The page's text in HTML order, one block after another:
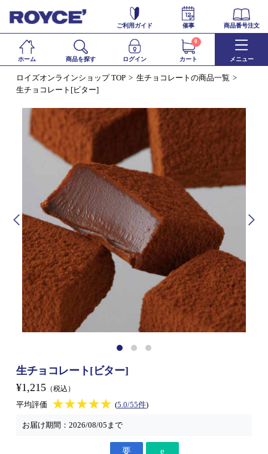
ご利用ガイド 催事 商品番号注文
ホーム 商品を探す ログイン カート
0
メニュー
ロイズオンラインショップ TOP
生チョコレートの商品一覧
生チョコレート[ビター]
生チョコレート[ビター]
¥1,215 （税込）
平均評価 ★★★★★
★★★★★ (5.0/55件)
お届け期間： 2026/08/05まで
要
e